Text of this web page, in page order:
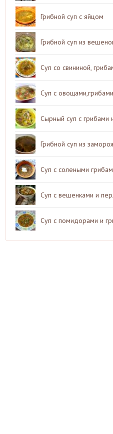
Грибной суп с яйцом
Грибной суп из
Суп со свининой,
Суп с
Сырный суп с
Грибной суп из
Суп с солеными
Суп с вешенками и
Суп с помидорами и